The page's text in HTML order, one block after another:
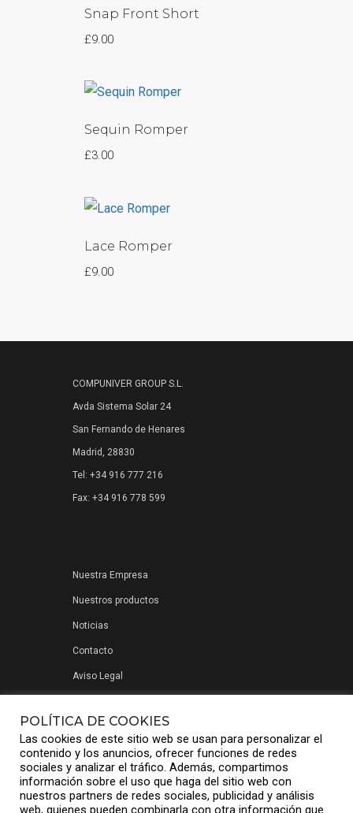
Snap Front Short
£9.00
Sequin Romper
£3.00
Lace Romper
£9.00
COMPUNIVER GROUP S.L.
Avda Sistema Solar 24
San Fernando de Henares
Madrid, 28830
Tel: +34 916 777 216
Fax: +34 916 778 599
Nuestra Empresa
Nuestros productos
Noticias
Contacto
Aviso Legal
POLÍTICA DE COOKIES
Las cookies de este sitio web se usan para personalizar el
contenido y los anuncios, ofrecer funciones de redes
sociales y analizar el tráfico. Además, compartimos
información sobre el uso que haga del sitio web con
nuestros partners de redes sociales, publicidad y análisis
web, quienes pueden combinarla con otra información que